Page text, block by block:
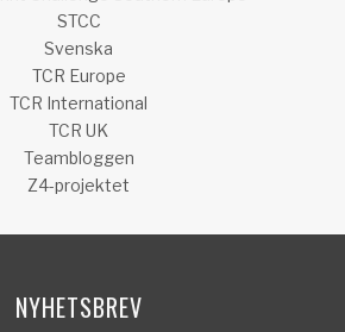
STCC
Svenska
TCR Europe
TCR International
TCR UK
Teambloggen
Z4-projektet
NYHETSBREV